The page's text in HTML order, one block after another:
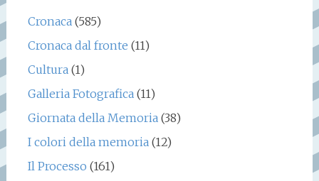
Cronaca(585)
Cronaca dal fronte (11)
Cultura(1)
Galleria Fotografica(11)
Giornata della Memoria(38)
I colori della memoria(12)
Il Processo (161)